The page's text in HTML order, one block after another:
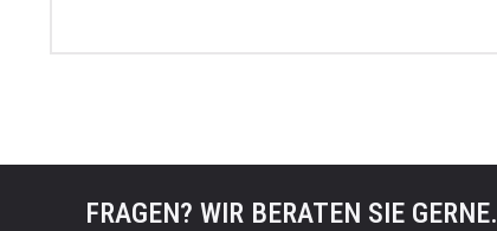
FRAGEN? WIR BERATEN SIE GERNE.